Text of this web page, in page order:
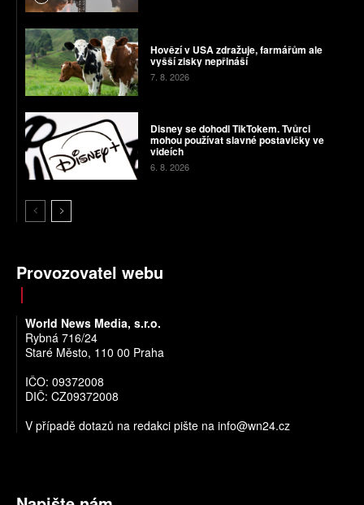
Hovězí v USA zdražuje, farmářům ale
vyšší zisky nepřináší
7. 8. 2026
Disney se dohodl TikTokem. Tvůrci
mohou používat slavné postavičky ve
videích
6. 8. 2026
Provozovatel webu
World News Media, s.r.o.
Rybná 716/24
Staré Město, 110 00 Praha
IČO: 09372008
DIČ: CZ09372008
V případě dotazů na redakci pište na info@wn24.cz